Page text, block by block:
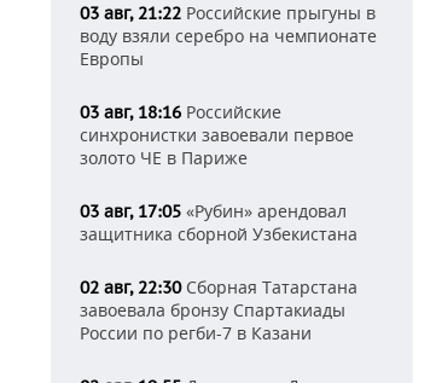
03 авг, 21:22 Российские прыгуны в
воду взяли серебро на чемпионате
Европы
03 авг, 18:16 Российские
синхронистки завоевали первое
золото ЧЕ в Париже
03 авг, 17:05 «Рубин» арендовал
защитника сборной Узбекистана
02 авг, 22:30Сборная Татарстана
завоевала бронзу Спартакиады
России по регби-7 в Казани